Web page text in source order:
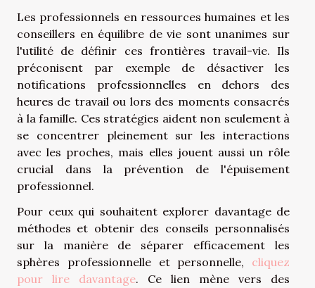
Les professionnels en ressources humaines et les
conseillers en équilibre de vie sont unanimes sur
l'utilité de définir ces frontières travail-vie. Ils
préconisent par exemple de désactiver les
notifications professionnelles en dehors des
heures de travail ou lors des moments consacrés
à la famille. Ces stratégies aident non seulement à
se concentrer pleinement sur les interactions
avec les proches, mais elles jouent aussi un rôle
crucial dans la prévention de l'épuisement
professionnel.
Pour ceux qui souhaitent explorer davantage de
méthodes et obtenir des conseils personnalisés
sur la manière de séparer efficacement les
sphères professionnelle et personnelle, cliquez
pour lire davantage. Ce lien mène vers des